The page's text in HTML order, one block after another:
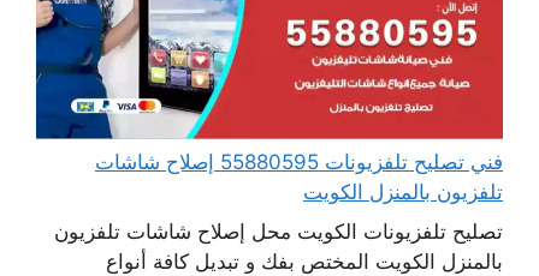
فني تصليح تلفزيونات 55880595 إصلاح شاشات
تلفزيون بالمنزل الكويت
تصليح تلفزيونات الكويت محل إصلاح شاشات تلفزيون
بالمنزل الكويت المختص بفك و تبديل كافة أنواع